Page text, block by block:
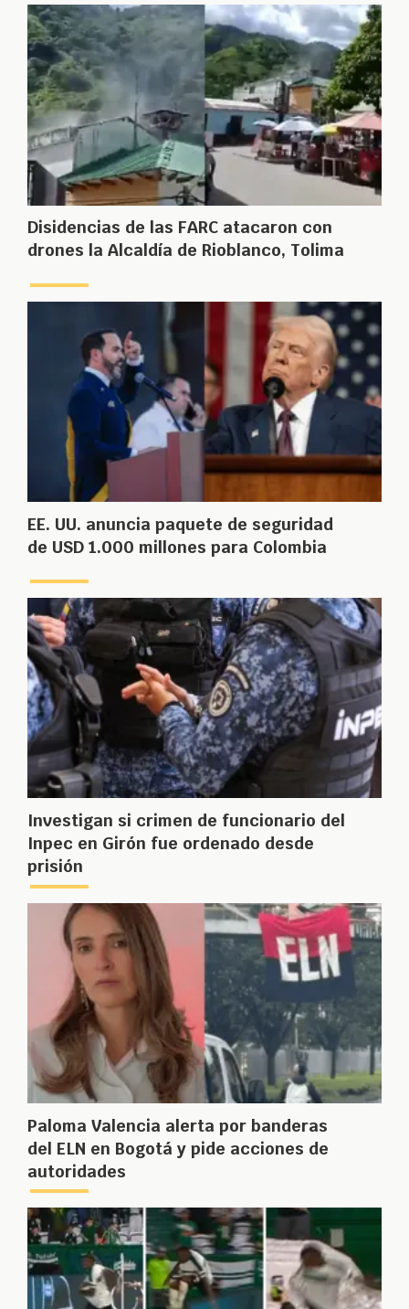
Disidencias de las FARC atacaron con
drones la Alcaldía de Rioblanco, Tolima
EE. UU. anuncia paquete de seguridad
de USD 1.000 millones para Colombia
Investigan si crimen de funcionario del
Inpec en Girón fue ordenado desde
prisión
Paloma Valencia alerta por banderas
del ELN en Bogotá y pide acciones de
autoridades